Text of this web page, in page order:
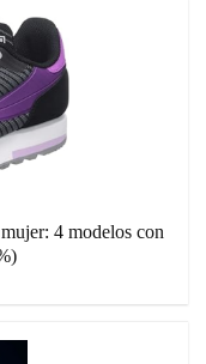
4 modelos con